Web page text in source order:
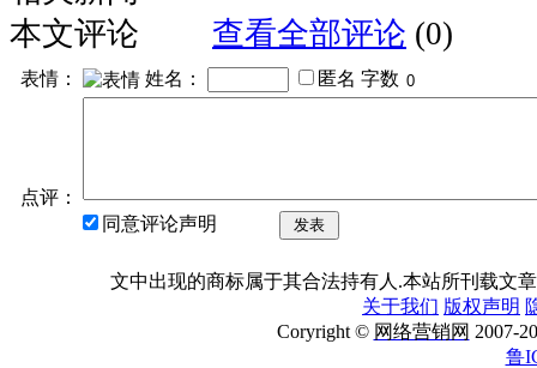
本文评论
查看全部评论 (0)
表情： 姓名： 匿名 字数
点评：
同意评论声明
发表
文中出现的商标属于其合法持有人.本站所刊载文
关于我们 版权声明
Coryright © 网络营销网 2007-
鲁